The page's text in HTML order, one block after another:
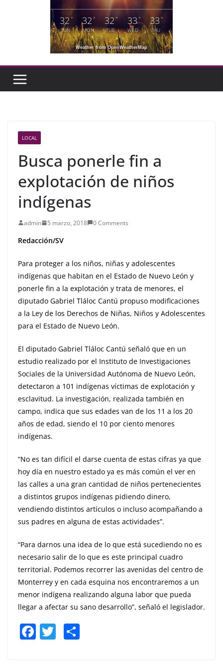
32°
SUN
32 °
MON
32°
TUE
33°
WED
33°
THU
Weather from OpenWeatherMap
LOCAL
Busca ponerle fin a
explotación de niños
indígenas
admin 5 marzo, 2018 0 Comments
Redacción/SV
Para proteger a los niños, niñas y adolescentes
indígenas que habitan en el Estado de Nuevo León y
ponerle fin a la explotación y trata de menores, el
diputado Gabriel Tláloc Cantú propuso modificaciones
a la Ley de los Derechos de Niñas, Niños y Adolescentes
para el Estado de Nuevo León.
El diputado Gabriel Tláloc Cantú señaló que en un
estudio realizado por el Instituto de Investigaciones
Sociales de la Universidad Autónoma de Nuevo León,
detectaron a 101 indígenas víctimas de explotación y
esclavitud. La investigación, realizada también en
campo, indica que sus edades van de los 11 a los 20
años de edad, siendo el 10 por ciento menores
indígenas.
“No es tan difícil el darse cuenta de estas cifras ya que
hoy día en nuestro estado ya es más común el ver en
las calles a una gran cantidad de niños pertenecientes
a distintos grupos indígenas pidiendo dinero,
vendiendo distintos artículos o incluso acompañando a
sus padres en alguna de estas actividades”.
“Para darnos una idea de lo que está sucediendo no es
necesario salir de lo que es este principal cuadro
territorial. Podemos recorrer las avenidas del centro de
Monterrey y en cada esquina nos encontraremos a un
menor indígena realizando alguna labor que pueda
llegar a afectar su sano desarrollo”, señaló el legislador.
F T